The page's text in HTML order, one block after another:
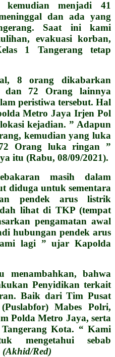
menjadi 41
dan ada yang
Saat ini kami
evakuasi korban,
1 Tangerang tetap
8 orang dikabarkan
dan 72 Orang lainnya
peristiwa tersebut. Hal
Metro Jaya Irjen Pol
kejadian. ” Adapun
kemudian yang luka
Orang luka ringan ”
itu (Rabu, 08/09/2021).
masih dalam
diduga untuk sementara
pendek arus listrik
lihat di TKP (tempat
pengamatan awal
hubungan pendek arus
lagi ” ujar Kapolda
bahwa
Penyidikan terkait
Baik dari Tim Pusat
Mabes Polri,
Polda Metro Jaya, serta
Kota. “ Kami
mengetahui sebab
(Akhid/Red)